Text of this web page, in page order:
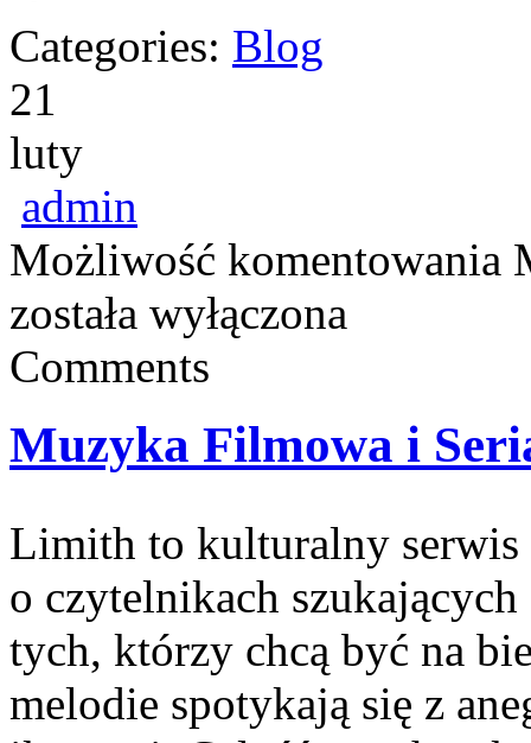
Categories: Blog
21
luty
admin
Możliwość komentowania
została wyłączona
Comments
Muzyka Filmowa i
Limith to kulturalny serwis
o czytelnikach
tych, którzy chcą być na
melodie spotykają się z